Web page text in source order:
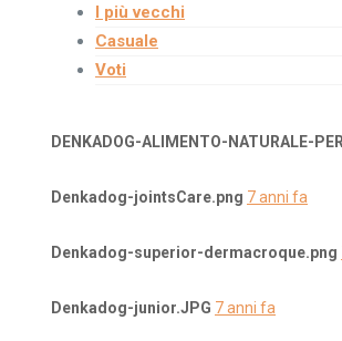
I più vecchi
Casuale
Voti
DENKADOG-ALIMENTO-NATURALE-
Denkadog-jointsCare.png 7 anni fa
Denkadog-superior-dermacroque.png
Denkadog-junior.JPG 7 anni fa